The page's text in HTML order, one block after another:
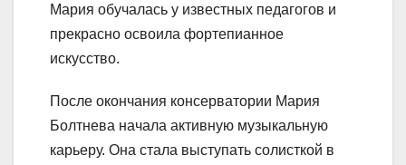
Мария обучалась у известных педагогов и
прекрасно освоила фортепианное
искусство.
После окончания консерватории Мария
Болтнева начала активную музыкальную
карьеру. Она стала выступать солисткой в